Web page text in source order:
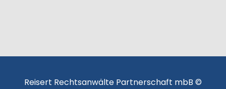
Reisert Rechtsanwälte Partnerschaft mbB ©